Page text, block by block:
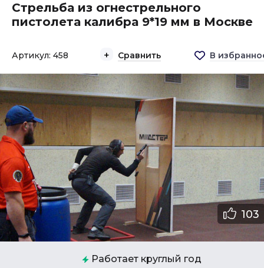
Стрельба из огнестрельного
пистолета калибра 9*19 мм в Москве
Артикул: 458 Сравнить В
103
Работает круглый год